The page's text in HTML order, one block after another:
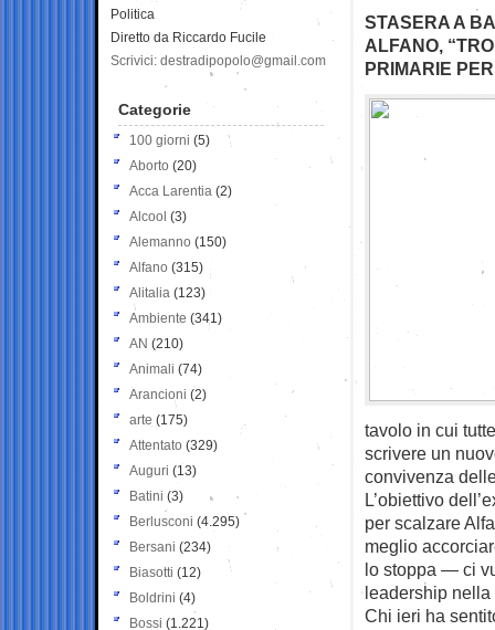
STASERA A
ALFANO,
PRIMARIE
tavolo in cui
scrivere un
convivenza
L’obiettivo
per scalzare
meglio
lo stoppa — ci
leadership nella
Chi ieri ha
Politica
Diretto da Riccardo Fucile
Scrivici: destradipopolo@gmail.com
Categorie
100 giorni (5)
Aborto (20)
Acca Larentia (2)
Alcool (3)
Alemanno (150)
Alfano (315)
Alitalia (123)
Ambiente (341)
AN (210)
Animali (74)
Arancioni (2)
arte (175)
Attentato (329)
Auguri (13)
Batini (3)
Berlusconi (4.295)
Bersani (234)
Biasotti (12)
Boldrini (4)
Bossi (1.221)